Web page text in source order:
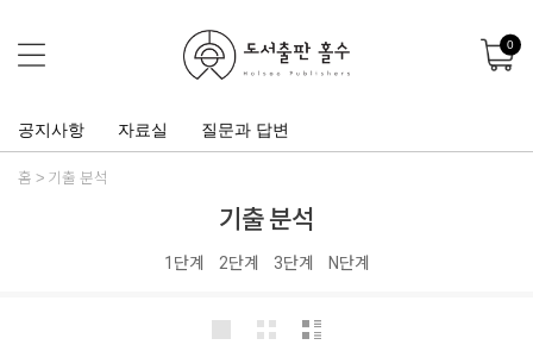
0
공지사항 자료실 질문과 답변
홈 기출 분석
기출 분석
1단계 2단계 3단계 N단계